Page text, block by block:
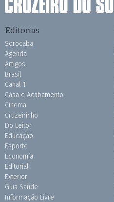
Editorias
Sorocaba
Agenda
Artigos
Brasil
Canal 1
Casa e Acabamento
Cinema
Cruzeirinho
Do Leitor
Educação
Esporte
Economia
Editorial
Exterior
Guia Saúde
Informação Livre